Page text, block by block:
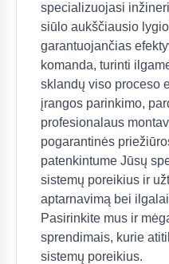
specializuojasi
siūlo aukščiausio
garantuojančias
komanda, turinti
sklandų viso proceso
įrangos parinkimo,
profesionalaus
pogarantinės
patenkintume Jūsų
sistemų poreikius ir
aptarnavimą bei
Pasirinkite mus ir
sprendimais, kurie
sistemų poreikius.